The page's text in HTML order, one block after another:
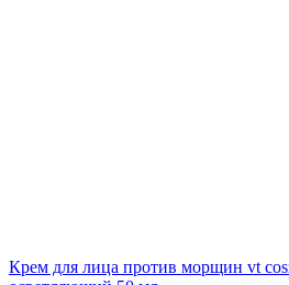
Крем для лица против морщин vt